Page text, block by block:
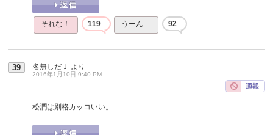
それな！ 119 うーん… 92
39 名無しだＪ より
2016年1月10日 9:40 PM
松潤は別格カッコいい。